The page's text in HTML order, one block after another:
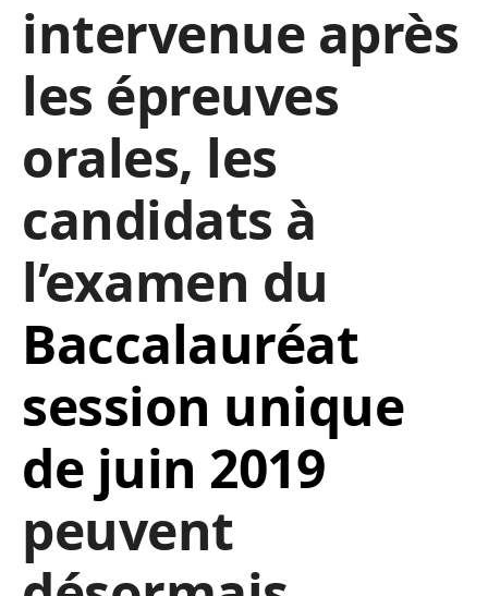
intervenue après
les épreuves
orales, les
candidats à
l’examen du
Baccalauréat
session unique
de juin 2019
peuvent